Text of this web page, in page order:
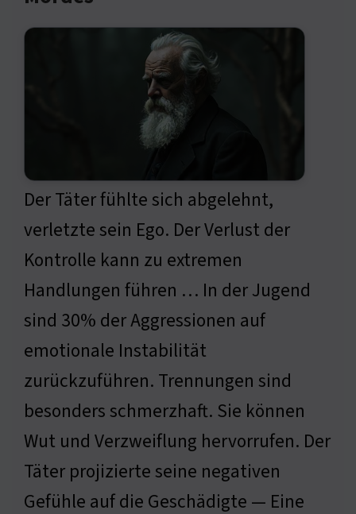
Der Täter fühlte sich abgelehnt,
verletzte sein Ego. Der Verlust der
Kontrolle kann zu extremen
Handlungen führen … In der Jugend
sind 30% der Aggressionen auf
emotionale Instabilität
zurückzuführen. Trennungen sind
besonders schmerzhaft. Sie können
Wut und Verzweiflung hervorrufen. Der
Täter projizierte seine negativen
Gefühle auf die Geschädigte — Eine